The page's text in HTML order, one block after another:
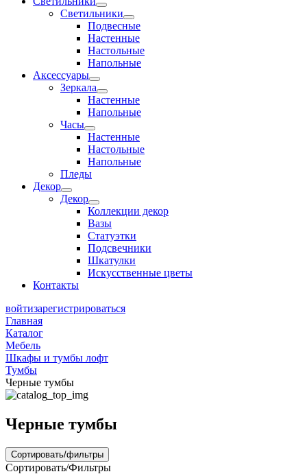
Светильники
Подвесные
Настенные
Настольные
Напольные
Аксессуары
Зеркала
Настенные
Напольные
Часы
Настенные
Настольные
Напольные
Пледы
Декор
Декор
Коллекции декор
Вазы
Статуэтки
Подсвечники
Шкатулки
Искусственные цветы
Контакты
войтизарегистрироваться
Главная
Каталог
Мебель
Шкафы и тумбы лофт
Тумбы
Черные тумбы
Черные тумбы
Сортировать/фильтры
Сортировать/Фильтры